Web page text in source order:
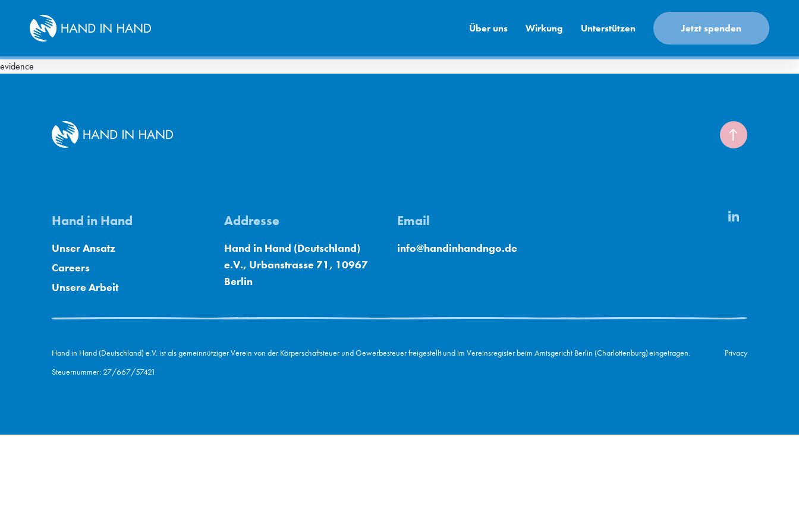
Über uns Wirkung Unterstützen Jetzt spenden
evidence
Hand in Hand
Unser Ansatz
Careers
Unsere Arbeit
Addresse
Hand in Hand (Deutschland)
e.V., Urbanstrasse 71, 10967
Berlin
Email
info@handinhandngo.de
Hand in Hand (Deutschland) e.V. ist als gemeinnütziger Verein von der Körperschaftsteuer und Gewerbesteuer freigestellt und im Vereinsregister beim Amtsgericht Berlin (Charlottenburg) eingetragen.
Steuernummer: 27/667/57421
Privacy